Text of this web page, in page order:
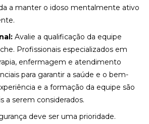
a manter o idoso mentalmente ativo
Avalie a qualificação da equipe
Profissionais especializados em
enfermagem e atendimento
para garantir a saúde e o bem-
e a formação da equipe são
a serem considerados.
deve ser uma prioridade.